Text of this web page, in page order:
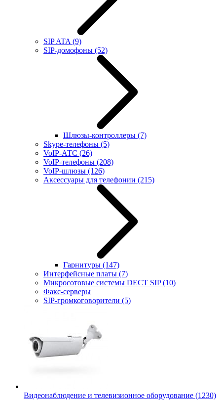
SIP ATA (9)
SIP-домофоны (52)
Шлюзы-контроллеры (7)
Skype-телефоны (5)
VoIP-АТС (26)
VoIP-телефоны (208)
VoIP-шлюзы (126)
Аксессуары для телефонии (215)
Гарнитуры (147)
Интерфейсные платы (7)
Микросотовые системы DECT SIP(10)
Факс-серверы
SIP-громкоговорители (5)
Видеонаблюдение и телевизионное оборудование (1230)